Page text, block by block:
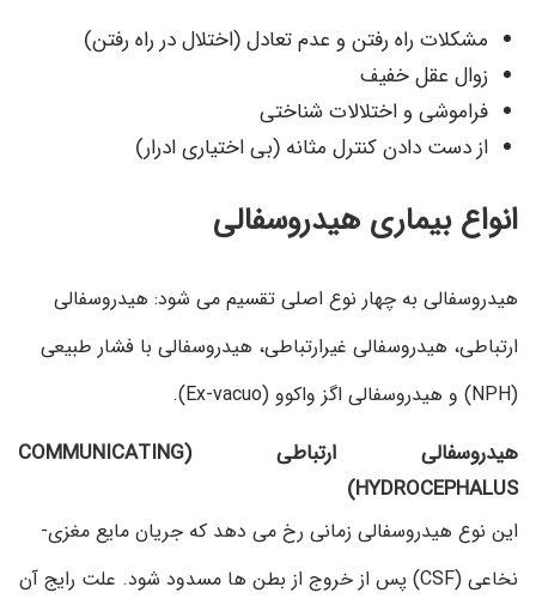
مشکلات راه رفتن و عدم تعادل (اختلال در راه رفتن)
زوال عقل خفیف
فراموشی و اختلالات شناختی
از دست دادن کنترل مثانه (بی ‌اختیاری ادرار)
انواع بیماری هیدروسفالی
هیدروسفالی به چهار نوع اصلی تقسیم می شود: هیدروسفالی
ارتباطی، هیدروسفالی غیرارتباطی، هیدروسفالی با فشار طبیعی
(NPH) و هیدروسفالی اگز واکوو (Ex-vacuo).
هیدروسفالی ارتباطی (COMMUNICATING
HYDROCEPHALUS)
این نوع هیدروسفالی زمانی رخ می دهد که جریان مایع مغزی-
نخاعی (CSF) پس از خروج از بطن ها مسدود شود. علت رایج آن